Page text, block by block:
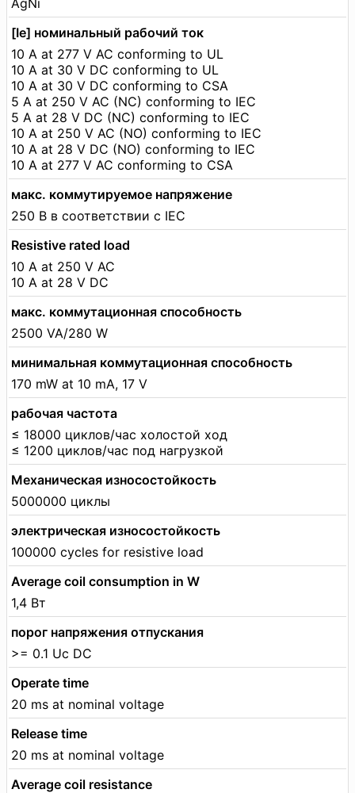
[Ie] номинальный рабочий ток
10 A at 277 V AC conforming to UL
10 A at 30 V DC conforming to UL
10 A at 30 V DC conforming to CSA
5 A at 250 V AC (NC) conforming to IEC
5 A at 28 V DC (NC) conforming to IEC
10 A at 250 V AC (NO) conforming to IEC
10 A at 28 V DC (NO) conforming to IEC
10 A at 277 V AC conforming to CSA
макс. коммутируемое напряжение
250 В в соответствии с IEC
Resistive rated load
10 A at 250 V AC
10 A at 28 V DC
макс. коммутационная способность
2500 VA/280 W
минимальная коммутационная способность
170 mW at 10 mA, 17 V
рабочая частота
≤ 18000 циклов/час холостой ход
≤ 1200 циклов/час под нагрузкой
Механическая износостойкость
5000000 циклы
электрическая износостойкость
100000 cycles for resistive load
Average coil consumption in W
1,4 Вт
порог напряжения отпускания
>= 0.1 Uc DC
Operate time
20 ms at nominal voltage
Release time
20 ms at nominal voltage
Average coil resistance